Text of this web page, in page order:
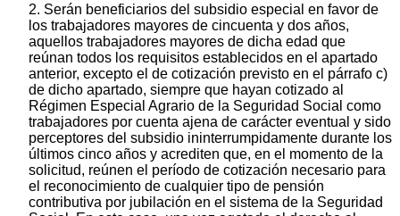
2. Serán beneficiarios del subsidio especial en favor de
los trabajadores mayores de cincuenta y dos años,
aquellos trabajadores mayores de dicha edad que
reúnan todos los requisitos establecidos en el apartado
anterior, excepto el de cotización previsto en el párrafo c)
de dicho apartado, siempre que hayan cotizado al
Régimen Especial Agrario de la Seguridad Social como
trabajadores por cuenta ajena de carácter eventual y sido
perceptores del subsidio ininterrumpidamente durante los
últimos cinco años y acrediten que, en el momento de la
solicitud, reúnen el período de cotización necesario para
el reconocimiento de cualquier tipo de pensión
contributiva por jubilación en el sistema de la Seguridad